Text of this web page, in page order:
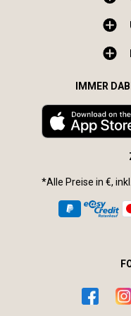
IMMER
*Alle Preise in €,